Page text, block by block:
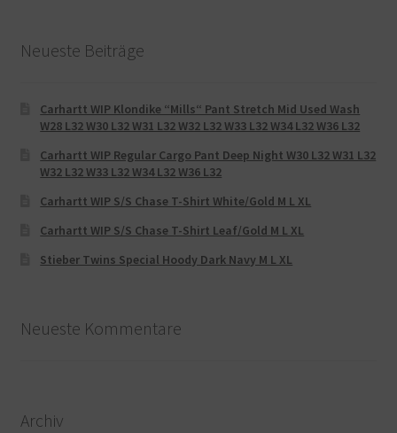
Neueste Beiträge
Carhartt WIP Klondike “Mills“ Pant Stretch Mid Used Wash
W28 L32 W30 L32 W31 L32 W32 L32 W33 L32 W34 L32 W36 L32
Carhartt WIP Regular Cargo Pant Deep Night W30 L32 W31 L32
W32 L32 W33 L32 W34 L32 W36 L32
Carhartt WIP S/S Chase T-Shirt White/Gold M L XL
Carhartt WIP S/S Chase T-Shirt Leaf/Gold M L XL
Stieber Twins Special Hoody Dark Navy M L XL
Neueste Kommentare
Archiv